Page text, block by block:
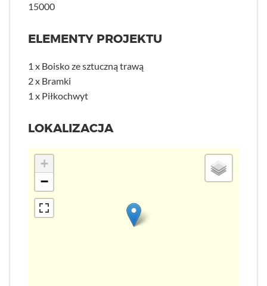
15000
ELEMENTY PROJEKTU
1 x Boisko ze sztuczną trawą
2 x Bramki
1 x Piłkochwyt
LOKALIZACJA
+
−